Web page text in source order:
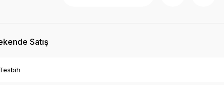
Satış